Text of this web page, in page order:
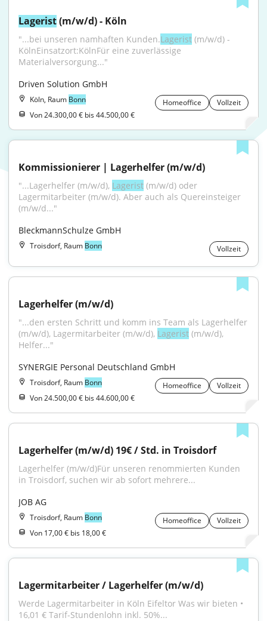
Lagerist (m/w/d) - Köln
"...bei unseren namhaften Kunden.Lagerist (m/w/d) -
KölnEinsatzort:KölnFür eine zuverlässige
Materialversorgung..."
Driven Solution GmbH
Köln, Raum Bonn Homeoffice
Vollzeit
Von 24.300,00 € bis 44.500,00 €
Kommissionierer | Lagerhelfer (m/w/d)
"...Lagerhelfer (m/w/d), Lagerist (m/w/d) oder
Lagermitarbeiter (m/w/d). Aber auch als Quereinsteiger
(m/w/d..."
BleckmannSchulze GmbH
Troisdorf, Raum Bonn Vollzeit
Lagerhelfer (m/w/d)
"...den ersten Schritt und komm ins Team als Lagerhelfer
(m/w/d), Lagermitarbeiter (m/w/d), Lagerist (m/w/d),
Helfer..."
SYNERGIE Personal Deutschland GmbH
Troisdorf, Raum Bonn Homeoffice
Vollzeit
Von 24.500,00 € bis 44.600,00 €
Lagerhelfer (m/w/d) 19€ / Std. in Troisdorf
Lagerhelfer (m/w/d)Für unseren renommierten Kunden
in Troisdorf, suchen wir ab sofort mehrere...
JOB AG
Troisdorf, Raum Bonn Homeoffice
Vollzeit
Von 17,00 € bis 18,00 €
Lagermitarbeiter / Lagerhelfer (m/w/d)
Werde Lagermitarbeiter in Köln Eifeltor Was wir bieten •
16,01 € Tarif-Stundenlohn inkl. 50%...